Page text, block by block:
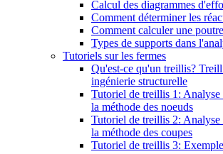
Calcul des diagrammes
Comment déterminer les
Comment calculer une
Types de supports dans
Tutoriels sur les fermes
Qu'est-ce qu'un treillis?
ingénierie structurelle
Tutoriel de treillis 1: Analyse
la méthode des noeuds
Tutoriel de treillis 2: Analyse
la méthode des coupes
Tutoriel de treillis 3: